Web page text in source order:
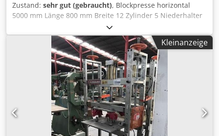
Zustand: sehr gut (gebraucht), Blockpresse horizontal
5000 mm Länge 800 mm Breite 12 Zylinder 5 Niederhalter
Kleinanzeige